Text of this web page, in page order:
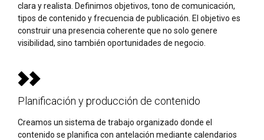
clara y realista. Definimos objetivos, tono de comunicación,
tipos de contenido y frecuencia de publicación. El objetivo es
construir una presencia coherente que no solo genere
visibilidad, sino también oportunidades de negocio.
Planificación y producción de contenido
Creamos un sistema de trabajo organizado donde el
contenido se planifica con antelación mediante calendarios